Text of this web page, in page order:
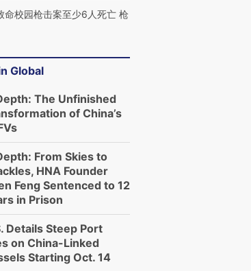
命校园枪击案至少6人死亡 枪
Global
The Unfinished
of China’s
From Skies to
HNA Founder
Feng Sentenced to 12
in Prison
Details Steep Port
on China-Linked
Starting Oct. 14